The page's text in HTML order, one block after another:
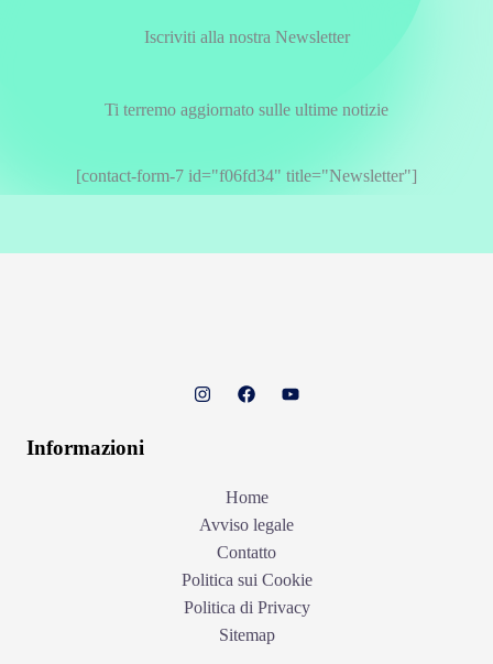
Iscriviti alla nostra Newsletter
Ti terremo aggiornato sulle ultime notizie
[contact-form-7 id="f06fd34" title="Newsletter"]
Informazioni
Home
Avviso legale
Contatto
Politica sui Cookie
Politica di Privacy
Sitemap